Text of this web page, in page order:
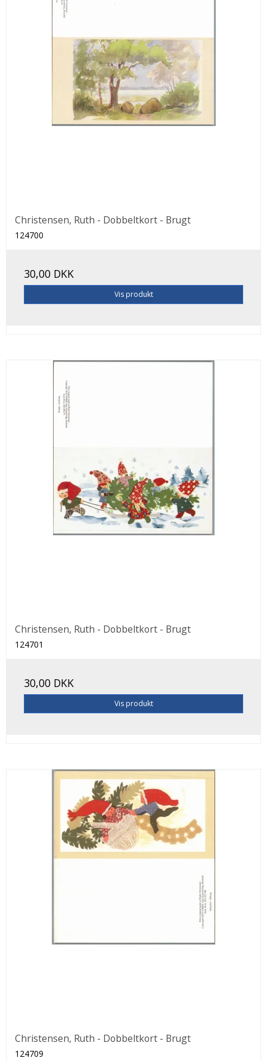
Christensen, Ruth - Dobbeltkort - Brugt
124700
30,00 DKK
Vis produkt
Christensen, Ruth - Dobbeltkort - Brugt
124701
30,00 DKK
Vis produkt
Christensen, Ruth - Dobbeltkort - Brugt
124709